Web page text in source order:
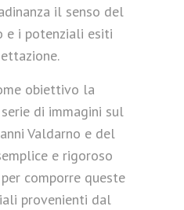
il senso del
e i potenziali esiti
obiettivo la
di immagini sul
Valdarno e del
e rigoroso
comporre queste
provenienti dal